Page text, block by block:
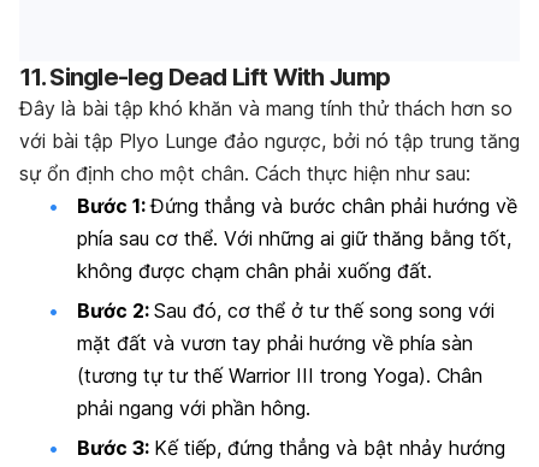
11. Single-leg Dead Lift With Jump
Đây là bài tập khó khăn và mang tính thử thách hơn so
với bài tập Plyo Lunge đảo ngược, bởi nó tập trung tăng
sự ổn định cho một chân. Cách thực hiện như sau:
Bước 1:Đứng thẳng và bước chân phải hướng về
phía sau cơ thể. Với những ai giữ thăng bằng tốt,
không được chạm chân phải xuống đất.
Bước 2: Sau đó, cơ thể ở tư thế song song với
mặt đất và vươn tay phải hướng về phía sàn
(tương tự tư thế Warrior III trong Yoga). Chân
phải ngang với phần hông.
Bước 3: Kế tiếp, đứng thẳng và bật nhảy hướng